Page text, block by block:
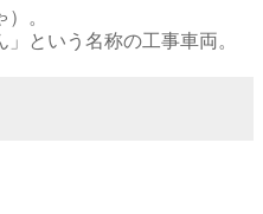
。
という名称の工事車両。